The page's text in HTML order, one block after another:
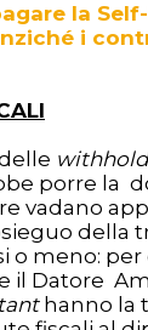
la
i
porre la
vadano
della
o meno: per
il Datore
hanno la